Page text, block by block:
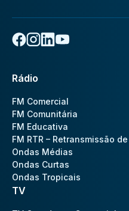
Rádio
FM Comercial
FM Comunitária
FM Educativa
FM RTR – Retransmissão
Ondas Médias
Ondas Curtas
Ondas Tropicais
TV